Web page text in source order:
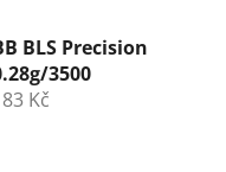
BLS Precision
3500
Kč